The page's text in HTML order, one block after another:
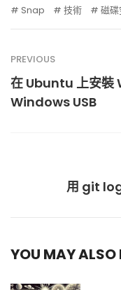
Snap 技術 磁碟
PREVIOUS
在 Ubuntu 上安裝
Windows USB
用 git
YOU MAY ALSO